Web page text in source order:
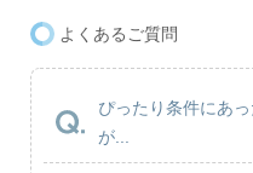
よくあるご質問
ぴったり条件にあ
が...